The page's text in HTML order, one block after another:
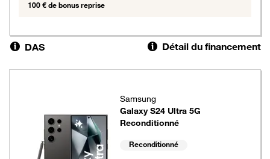
100 € de bonus reprise
DAS Détail du financement
Samsung
Galaxy S24 Ultra 5G
Reconditionné
Reconditionné